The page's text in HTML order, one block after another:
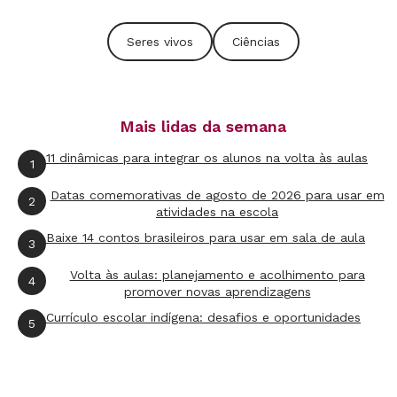
caminhar para a enumeração de categorias de
cada ser analisado, detalhando sua capacidade
é que a turma entenda a vida como a
propriedade que caracteriza os organismos que
respondem a estímulos ambientais e cuja
existência evolui desde o nascimento até a
morte. Isso vale tanto para animais e vegetais
como para organismos como fungos e
bactérias, que serão estudados nas séries
seguintes.
Seres vivos Ciências
Mais lidas da semana
1 11 dinâmicas para integrar os alunos na volta às aulas
2
Datas comemorativas de agosto de 2026 para usar em
atividades na escola
3 Baixe 14 contos brasileiros para usar em sala de aula
4
Volta às aulas: planejamento e acolhimento para
promover novas aprendizagens
5 Currículo escolar indígena: desafios e oportunidades